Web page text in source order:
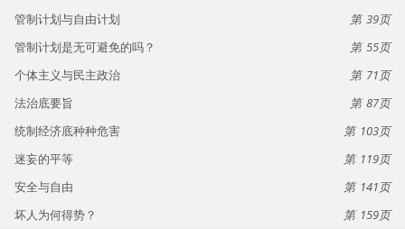
管制计划与自由计划
39
管制计划是无可避免的吗？
55
个体主义与民主政治
71
法治底要旨
87
统制经济底种种危害
103
迷妄的平等
119
安全与自由
141
坏人为何得势？
159